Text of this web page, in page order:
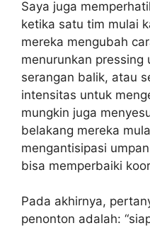
Saya juga
ketika satu tim mulai
mereka mengubah
menurunkan pressing
serangan balik, atau
intensitas untuk
mungkin juga
belakang mereka
mengantisipasi
bisa memperbaiki
Pada akhirnya,
penonton adalah: